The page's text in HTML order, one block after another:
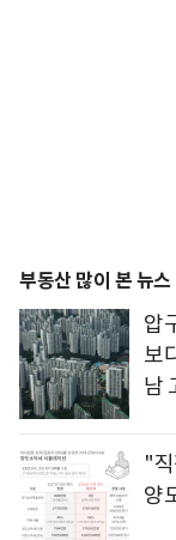
부동산 많이 본 뉴스
압
보
남
"
양